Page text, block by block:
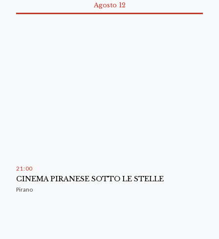
Agosto 12
21 : 00
CINEMA PIRANESE SOTTO LE STELLE
Pirano